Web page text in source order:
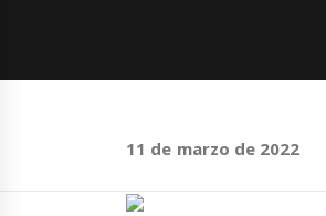
11 de marzo de 2022